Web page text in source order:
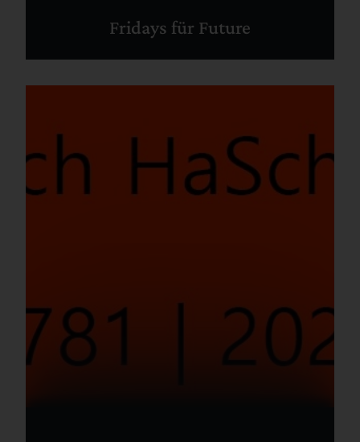
Fridays für Future